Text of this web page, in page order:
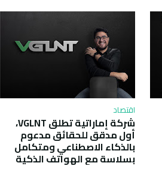
اقتصاد
شركة إماراتية تطلق VGLNT،
أول مدقق للحقائق مدعوم
بالذكاء الاصطناعي ومتكامل
بسلاسة مع الهواتف الذكية